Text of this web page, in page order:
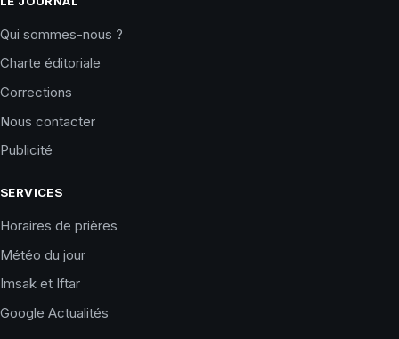
Qui sommes-nous ?
Charte éditoriale
Corrections
Nous contacter
Publicité
SERVICES
Horaires de prières
Météo du jour
Imsak et Iftar
Google Actualités